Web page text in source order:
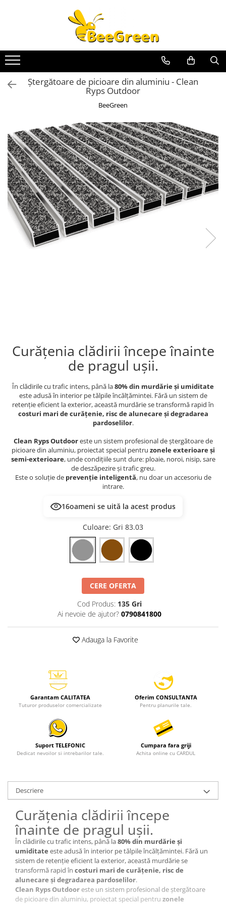
Covoare de exterior
Covoare de interior
Covoare personalizate
Covoare din aluminiu
Ștergătoare de picioare din aluminiu - Clean
Ryps Outdoor
BeeGreen
Curățenia clădirii începe înainte
de pragul ușii.
În clădirile cu trafic intens, până la80% din murdărie și umiditate
este adusă în interior pe tălpile încălțămintei. Fără un sistem de
retenție eficient la exterior, această murdărie se transformă rapid în
costuri mari de curățenie, risc de alunecare și degradarea
pardoselilor.
Clean Ryps Outdooreste un sistem profesional de ștergătoare de
picioare din aluminiu, proiectat special pentru zonele exterioare și
semi-exterioare, unde condițiile sunt dure: ploaie, noroi, nisip, sare
de deszăpezire și trafic greu.
Este o soluție de prevenție inteligentă, nu doar un accesoriu de
intrare.
16oameni se uită la acest produs
Culoare: Gri 83.03
CERE OFERTA
Cod Produs: 135 Gri
Ai nevoie de ajutor? 0790841800
Adauga la Favorite
Garantam CALITATEA
Tuturor produselor comercializate
Oferim CONSULTANTA
Pentru planurile tale.
Suport TELEFONIC
Dedicat nevoilor si intrebarilor tale.
Cumpara fara griji
Achita online cu CARDUL
Descriere
Curățenia clădirii începe
înainte de pragul ușii.
În clădirile cu trafic intens, până la80% din murdărie și
umiditate este adusă în interior pe tălpile încălțămintei. Fără un
sistem de retenție eficient la exterior, această murdărie se
transformă rapid în costuri mari de curățenie, risc de
alunecare și degradarea pardoselilor.
Clean Ryps Outdooreste un sistem profesional de ștergătoare
de picioare din aluminiu, proiectat special pentru zonele